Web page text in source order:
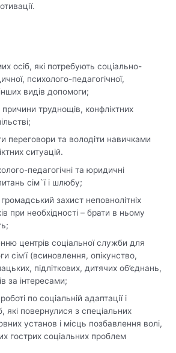
осіб, які потребують соціально-
психолого-педагогічної,
видів допомоги;
труднощів, конфліктних
переговори та володіти навичками
ситуацій.
педагогічні та юридичні
сім`ї і шлюбу;
захист неповнолітніх
при необхідності – брати в ньому
центрів соціальної служби для
сім’ї (всиновлення, опікунство,
підліткових, дитячих об’єднань,
за інтересами;
по соціальній адаптації і
які повернулися з спеціальних
установ і місць позбавлення волі,
гострих соціальних проблем